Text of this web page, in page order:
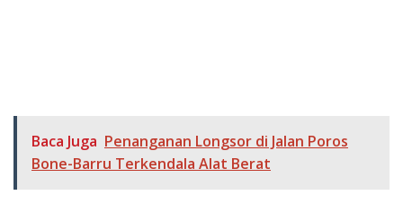
Baca Juga Penanganan Longsor di Jalan Poros
Bone-Barru Terkendala Alat Berat